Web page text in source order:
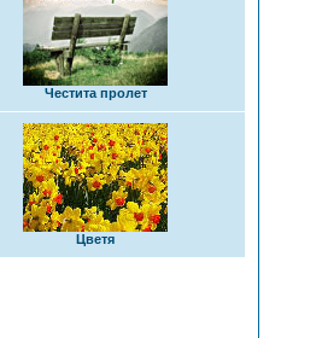
Честита пролет
Цветя